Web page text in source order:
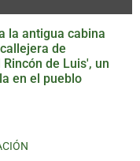
la antigua cabina
de
de Luis', un
en el pueblo